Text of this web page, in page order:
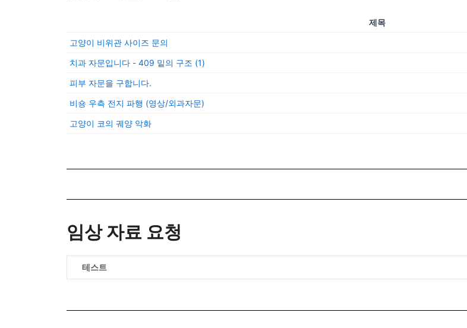
제목
고양이 비위관 사이즈 문의
치과 자문입니다 - 409 밑의 구조 (1)
피부 자문을 구합니다.
비숑 우측 전지 파행 (영상/외과자문)
고양이 코의 궤양 악화
임상 자료 요청
테스트